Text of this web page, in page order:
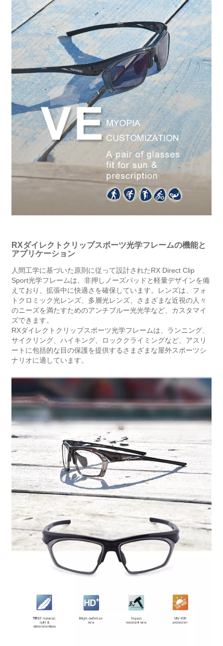
RXダイレクトクリップスポーツ光学フレームの機能と
アプリケーション
人間工学に基づいた原則に従って設計されたRX Direct Clip
Sport光学フレームは、非押しノーズパッドと軽量デザインを備
えており、拡張中に快適さを確保しています。レンズは、フォ
トクロミック光レンズ、多層光レンズ、さまざまな近視の人々
のニーズを満たすためのアンチブルー光光学など、カスタマイ
ズできます。
RXダイレクトクリップスポーツ光学フレームは、ランニング、
サイクリング、ハイキング、ロッククライミングなど、アスリ
ートに包括的な目の保護を提供するさまざまな屋外スポーツシ
ナリオに適しています。